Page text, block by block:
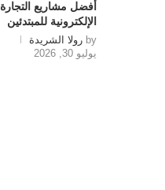
أفضل مشاريع التجارة
الإلكترونية للمبتدئين
by رولا الشريدة
يوليو 30, 2026